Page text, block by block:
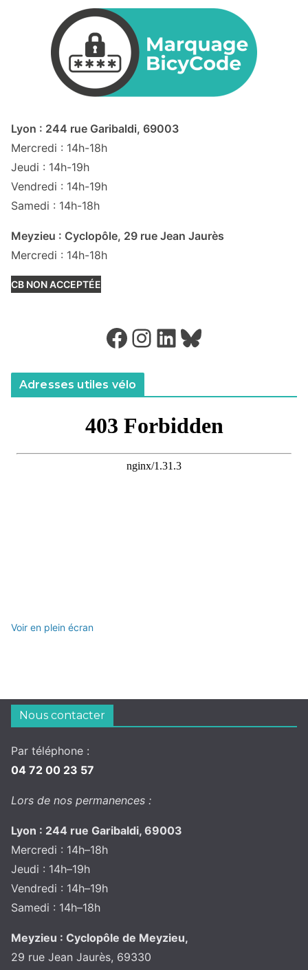
Lyon : 244 rue Garibaldi, 69003
Mercredi : 14h-18h
Jeudi : 14h-19h
Vendredi : 14h-19h
Samedi : 14h-18h
Meyzieu : Cyclopôle, 29 rue Jean Jaurès
Mercredi : 14h-18h
CB NON ACCEPTÉE
Facebook Instagram LinkedIn Bluesky
Adresses utiles vélo
Voir en plein écran
Nous contacter
Par téléphone :
04 72 00 23 57
Lors de nos permanences :
Lyon : 244 rue Garibaldi, 69003
Mercredi : 14h–18h
Jeudi : 14h–19h
Vendredi : 14h–19h
Samedi : 14h–18h
Meyzieu : Cyclopôle de Meyzieu,
29 rue Jean Jaurès, 69330